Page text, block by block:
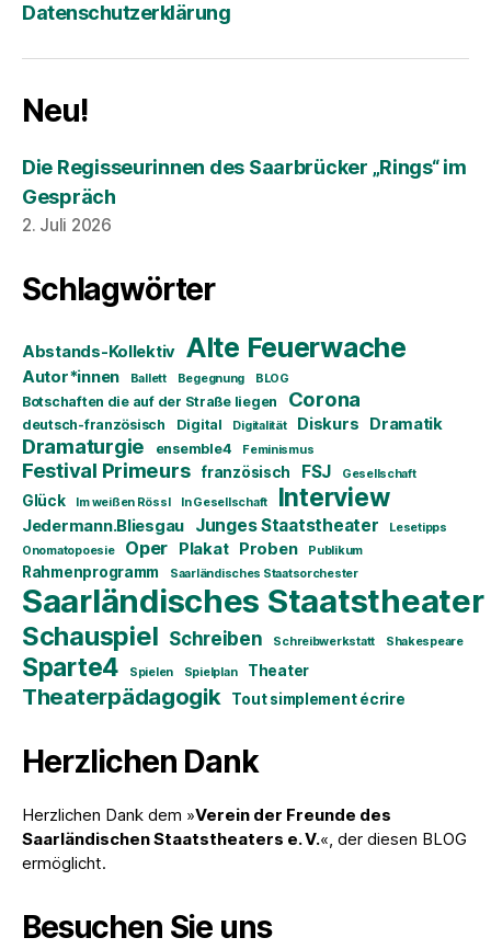
Datenschutzerklärung
Neu!
Die Regisseurinnen des Saarbrücker „Rings“ im
Gespräch
2. Juli 2026
Schlagwörter
Abstands-Kollektiv Alte Feuerwache
Autor*innen Ballett Begegnung BLOG
Botschaften die auf der Straße liegen Corona
deutsch-französisch Digital Digitalität Diskurs Dramatik
Dramaturgie ensemble4 Feminismus
Festival Primeurs französisch FSJ Gesellschaft
Glück Im weißen Rössl In Gesellschaft Interview
Jedermann.Bliesgau Junges Staatstheater
Lesetipps
Onomatopoesie
Oper Plakat Proben Publikum
Rahmenprogramm Saarländisches Staatsorchester
Saarländisches Staatstheater
Schauspiel Schreiben Schreibwerkstatt Shakespeare
Sparte4 Spielen Spielplan Theater
Theaterpädagogik Tout simplement écrire
Herzlichen Dank
Herzlichen Dank dem »Verein der Freunde des
Saarländischen Staatstheaters e. V.«, der diesen BLOG
ermöglicht.
Besuchen Sie uns